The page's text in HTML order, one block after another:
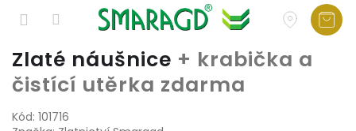
Přejít
na
obsah
Zlaté náušnice + krabička a
čistící utěrka zdarma
Kód: 101716